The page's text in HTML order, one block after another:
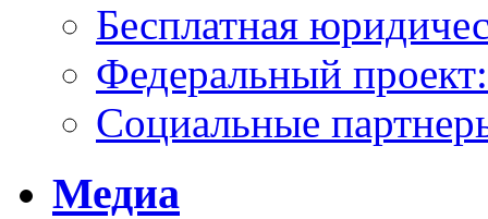
Бесплатная
Федеральный
Социальные
Медиа